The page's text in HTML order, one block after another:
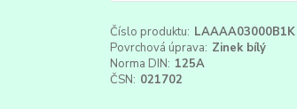
Číslo produktu: LAAAA03000B1K
Povrchová úprava: Zinek bílý
Norma DIN: 125A
ČSN: 021702